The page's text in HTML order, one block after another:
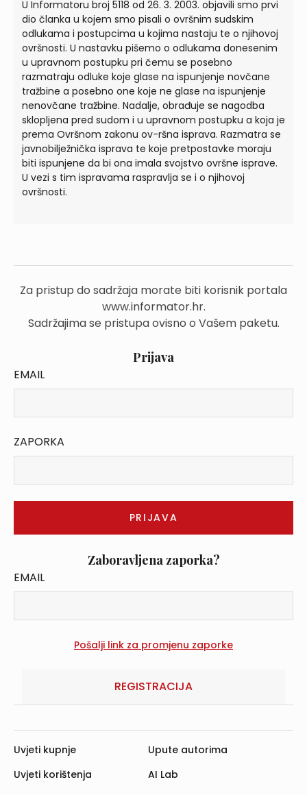
U Informatoru broj 5118 od 26. 3. 2003. objavili smo prvi
dio članka u kojem smo pisali o ovršnim sudskim
odlukama i postupcima u kojima nastaju te o njihovoj
ovršnosti. U nastavku pišemo o odlukama donesenim
u upravnom postupku pri čemu se posebno
razmatraju odluke koje glase na ispunjenje novčane
tražbine a posebno one koje ne glase na ispunjenje
nenovčane tražbine. Nadalje, obrađuje se nagodba
sklopljena pred sudom i u upravnom postupku a koja je
prema Ovršnom zakonu ov-ršna isprava. Razmatra se
javnobilježnička isprava te koje pretpostavke moraju
biti ispunjene da bi ona imala svojstvo ovršne isprave.
U vezi s tim ispravama raspravlja se i o njihovoj
ovršnosti.
Za pristup do sadržaja morate biti korisnik portala
www.informator.hr.
Sadržajima se pristupa ovisno o Vašem paketu.
Prijava
EMAIL
ZAPORKA
Zaboravljena zaporka?
EMAIL
REGISTRACIJA
Uvjeti kupnje
Uvjeti korištenja
Upute autorima
AI Lab